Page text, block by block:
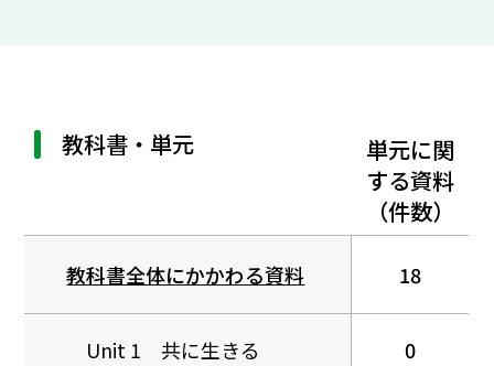
教科書・単元
単元に関
する資料
（件数）
教科書全体にかかわる資料 18
Unit 1 共に生きる 0